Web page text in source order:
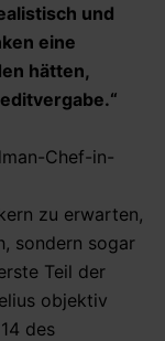
und
eine
hätten,
Chef-in-
zu erwarten,
sondern sogar
Teil der
objektiv
des